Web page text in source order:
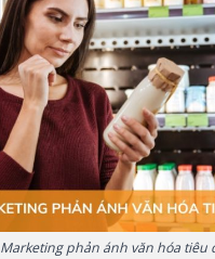
Marketing phản ánh văn hóa tiêu